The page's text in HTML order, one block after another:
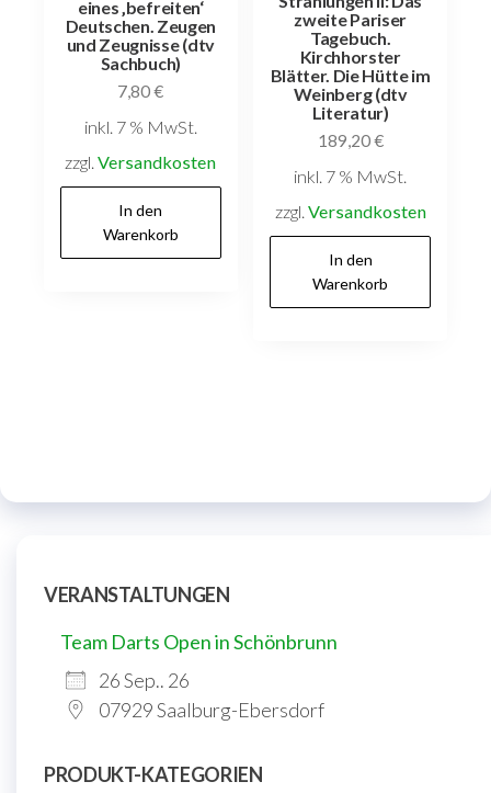
eines ‚befreiten‘
Deutschen. Zeugen
und Zeugnisse (dtv
Sachbuch)
7,80€
inkl. 7 % MwSt.
zzgl.Versandkosten
In den
Warenkorb
zweite Pariser
Tagebuch.
Kirchhorster
Blätter. Die Hütte im
Weinberg (dtv
Literatur)
189,20€
inkl. 7 % MwSt.
zzgl. Versandkosten
In den
Warenkorb
VERANSTALTUNGEN
Team Darts Open in Schönbrunn
26 Sep.. 26
07929 Saalburg-Ebersdorf
PRODUKT-KATEGORIEN